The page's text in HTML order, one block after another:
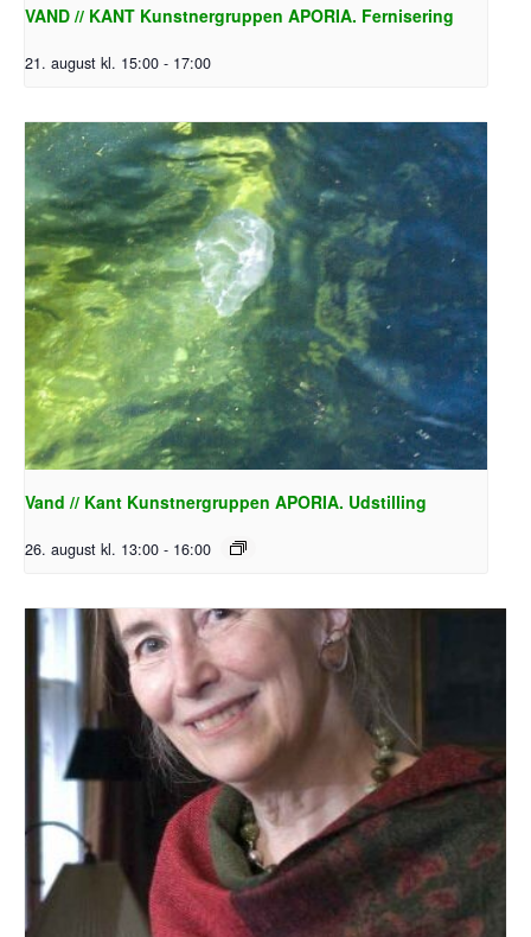
VAND // KANT Kunstnergruppen APORIA. Fernisering
21. august kl. 15:00 - 17:00
Vand // Kant Kunstnergruppen APORIA. Udstilling
26. august kl. 13:00 - 16:00